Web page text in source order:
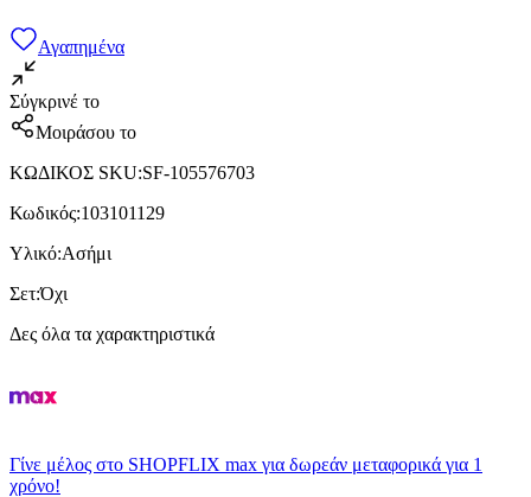
Αγαπημένα
Σύγκρινέ το
Μοιράσου το
ΚΩΔΙΚΟΣ SKU:SF-105576703
Κωδικός:103101129
Υλικό:Ασήμι
Σετ:Όχι
Δες όλα τα χαρακτηριστικά
Γίνε μέλος στο SHOPFLIX max για δωρεάν μεταφορικά για 1
χρόνο!